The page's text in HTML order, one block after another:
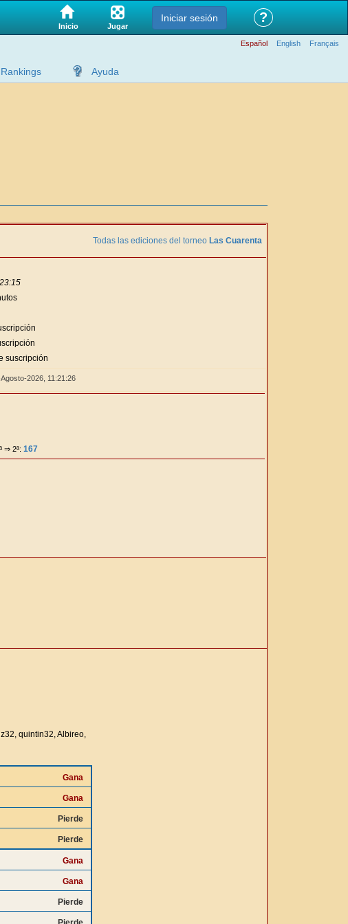
Inicio Jugar
Iniciar sesión ?
Español English Français
Rankings Ayuda
Todas las ediciones del torneo Las Cuarenta
suscripción
2026, 11:21:27
⇒ 2ª: 167
quintin32, Albireo,
Gana
Gana
Pierde
Pierde
Gana
Gana
Pierde